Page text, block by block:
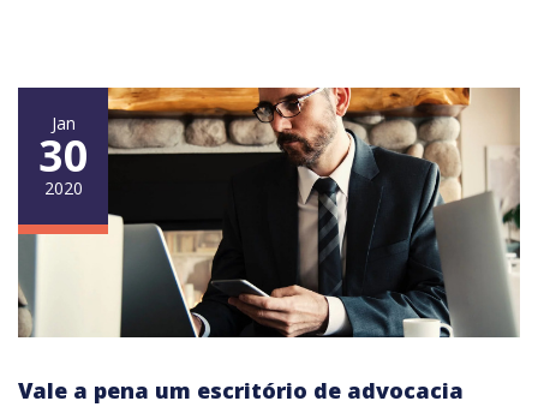
Jan
30
2020
Vale a pena um escritório de advocacia